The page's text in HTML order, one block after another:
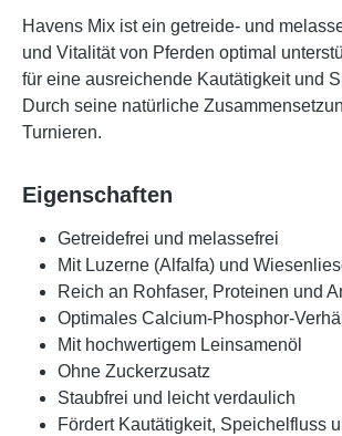
Havens Mix ist ein getreide- und
und Vitalität von Pferden optimal
für eine ausreichende Kautätigkeit und
Durch seine natürliche
Turnieren.
Eigenschaften
Getreidefrei und melassefrei
Mit Luzerne (Alfalfa) und
Reich an Rohfaser, Proteinen und
Optimales Calcium-Phosphor-
Mit hochwertigem Leinsamenöl
Ohne Zuckerzusatz
Staubfrei und leicht verdaulich
Fördert Kautätigkeit, Speichelfluss